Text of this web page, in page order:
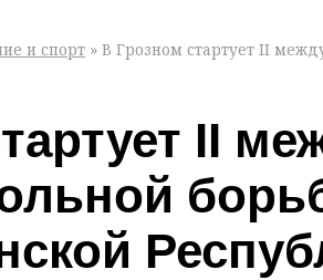
и спорт » В Грозном стартует II
II